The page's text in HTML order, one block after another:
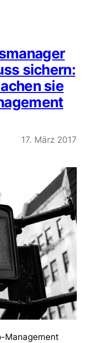
sichern:
sie
17. März 2017
Management